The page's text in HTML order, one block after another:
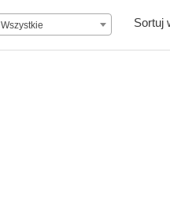
Wszystkie Sortuj